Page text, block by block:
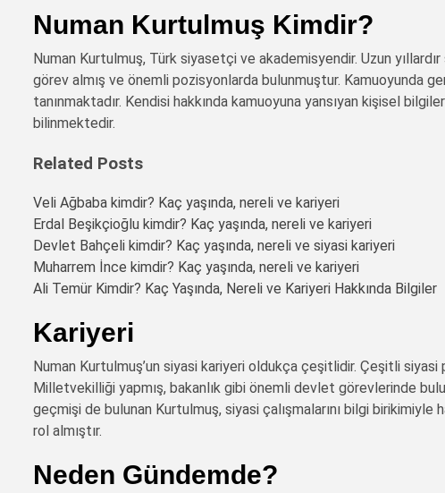
Numan Kurtulmuş Kimdir?
Numan Kurtulmuş, Türk siyasetçi ve akademisyendir. Uzun
görev almış ve önemli pozisyonlarda bulunmuştur. Kamuoyunda
tanınmaktadır. Kendisi hakkında kamuoyuna yansıyan kişisel
bilinmektedir.
Related Posts
Veli Ağbaba kimdir? Kaç yaşında, nereli ve kariyeri
Erdal Beşikçioğlu kimdir? Kaç yaşında, nereli ve kariyeri
Devlet Bahçeli kimdir? Kaç yaşında, nereli ve siyasi kariyeri
Muharrem İnce kimdir? Kaç yaşında, nereli ve kariyeri
Ali Temür Kimdir? Kaç Yaşında, Nereli ve Kariyeri Hakkında Bilgiler
Kariyeri
Numan Kurtulmuş’un siyasi kariyeri oldukça çeşitlidir. Çeşitli
Milletvekilliği yapmış, bakanlık gibi önemli devlet görevlerinde
geçmişi de bulunan Kurtulmuş, siyasi çalışmalarını bilgi
rol almıştır.
Neden Gündemde?